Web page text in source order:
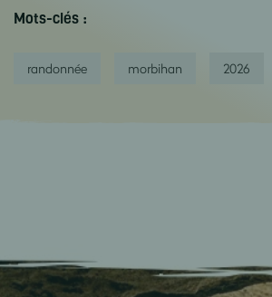
Mots-clés :
randonnée morbihan 2026